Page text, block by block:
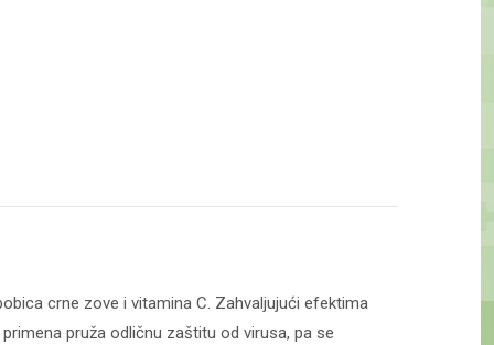
crne zove i vitamina C. Zahvaljujući efektima
pruža odličnu zaštitu od virusa, pa se